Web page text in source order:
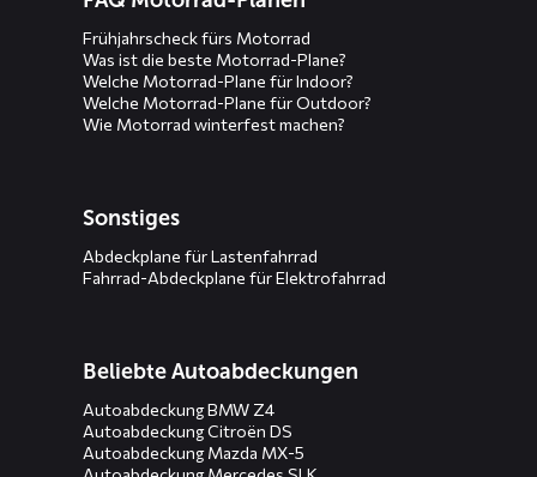
Frühjahrscheck fürs Motorrad
Was ist die beste Motorrad-Plane?
Welche Motorrad-Plane für Indoor?
Welche Motorrad-Plane für Outdoor?
Wie Motorrad winterfest machen?
Sonstiges
Abdeckplane für Lastenfahrrad
Fahrrad-Abdeckplane für Elektrofahrrad
Beliebte Autoabdeckungen
Autoabdeckung BMW Z4
Autoabdeckung Citroën DS
Autoabdeckung Mazda MX-5